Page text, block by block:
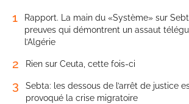
1
Rapport. La main du «Système» sur
preuves qui démontrent un assaut
l’Algérie
2 Rien sur Ceuta, cette fois-ci
3
Sebta: les dessous de l’arrêt de justice
provoqué la crise migratoire